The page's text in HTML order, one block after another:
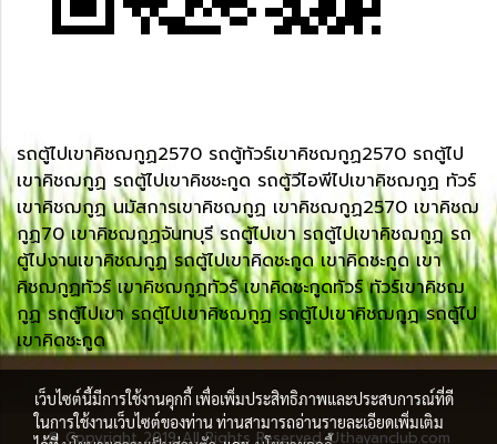
รถตู้ไปเขาคิชฌกูฏ2570 รถตู้ทัวร์เขาคิชฌกูฏ2570 รถตู้ไป
เขาคิชฌกูฏ รถตู้ไปเขาคิชชะกูด รถตู้วีไอพีไปเขาคิชฌกูฏ ทัวร์
เขาคิชฌกูฏ นมัสการเขาคิชฌกูฏ เขาคิชฌกูฏ2570 เขาคิชฌ
กูฏ70 เขาคิชฌกูฏจันทบุรี รถตู้ไปเขา รถตู้ไปเขาคิชฌกูฎ รถ
ตู้ไปงานเขาคิชฌกูฏ รถตู้ไปเขาคิดชะกูด เขาคิดชะกูด เขา
คิชฌกูฏทัวร์ เขาคิชฌกูฎทัวร์ เขาคิดชะกูดทัวร์ ทัวร์เขาคิชฌ
กูฏ รถตู้ไปเขา รถตู้ไปเขาคิชฌกูฏ รถตู้ไปเขาคิชฌกูฎ รถตู้ไป
เขาคิดชะกูด
© Copyright 2019 All Rights Reserved. Uthayanclub.com
เว็บไซต์นี้มีการใช้งานคุกกี้ เพื่อเพิ่มประสิทธิภาพและประสบการณ์ที่ดี
ในการใช้งานเว็บไซต์ของท่าน ท่านสามารถอ่านรายละเอียดเพิ่มเติม